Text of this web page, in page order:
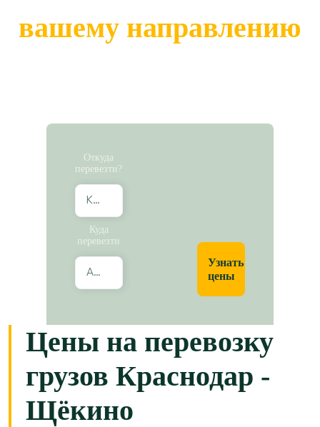
вашему направлению
Откуда
перевезти?
Краснодар
Куда
перевезти
Абакан
Узнать
цены
Цены на перевозку
грузов Краснодар -
Щёкино